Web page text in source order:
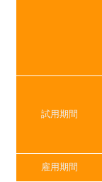
試用期間
雇用期間